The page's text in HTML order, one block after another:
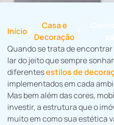
Início
Casa e
Decoração
Quando se trata de
lar do jeito que sempre
diferentesestilos de
implementados em cada
Mas bem além das cores,
investir, a estrutura que o
muito em como sua estética